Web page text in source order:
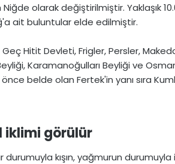
olarak değiştirilmiştir. Yaklaşık
ait buluntular elde edilmiştir.
Hitit Devleti, Frigler, Persler, Makedon
Karamanoğulları Beyliği ve
belde olan Fertek'in yanı sıra
iklimi görülür​
durumuyla kışın, yağmurun durumuyla